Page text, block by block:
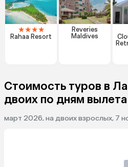
★★★★
Rahaa Resort
Reveries
Maldives
Стоимость туров в
двоих по дням вылета
март 2026, на двоих взрослых, 7